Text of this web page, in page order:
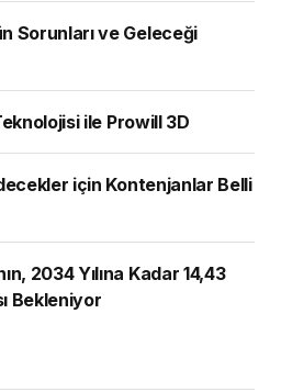
Sorunları ve Geleceği
ile Prowill 3D
Kontenjanlar Belli
2034 Yılına Kadar 14,43
Bekleniyor